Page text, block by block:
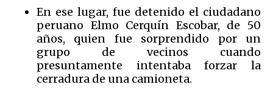
En ese lugar, fue detenido el ciudadano
peruano Elmo Cerquín Escobar, de 50
años, quien fue sorprendido por un
grupo de vecinos cuando
presuntamente intentaba forzar la
cerradura de una camioneta.